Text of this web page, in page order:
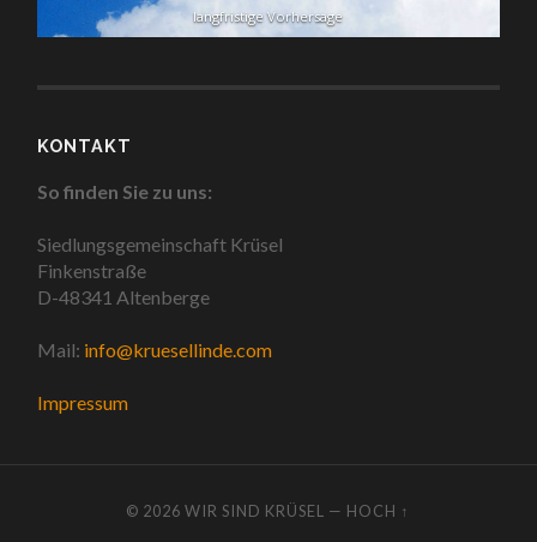
langfristige Vorhersage
KONTAKT
So finden Sie zu uns:
Siedlungsgemeinschaft Krüsel
Finkenstraße
D-48341 Altenberge
Mail: info@kruesellinde.com
Impressum
© 2026WIR SIND KRÜSEL — HOCH ↑